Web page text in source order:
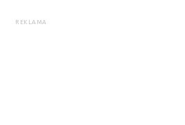
REKLAMA